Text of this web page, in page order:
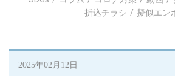
折込チラシ
擬似エン
2025年02月12日